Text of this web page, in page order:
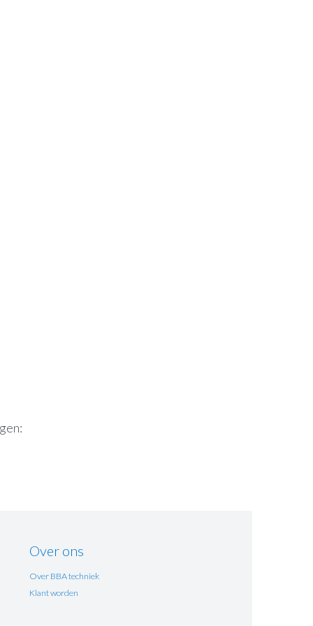
Over ons
Over BBA techniek
Klant worden